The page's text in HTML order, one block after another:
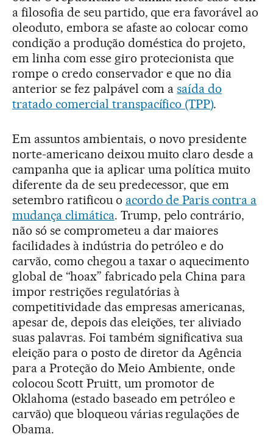
a filosofia de seu partido, que era favorável ao
oleoduto, embora se afaste ao colocar como
condição a produção doméstica do projeto,
em linha com esse giro protecionista que
rompe o credo conservador e que no dia
anterior se fez palpável com asaída do
tratado comercial transpacífico (TPP).
Em assuntos ambientais, o novo presidente
norte-americano deixou muito claro desde a
campanha que ia aplicar uma política muito
diferente da de seu predecessor, que em
setembro ratificou o acordo de Paris contra a
mudança climática. Trump, pelo contrário,
não só se comprometeu a dar maiores
facilidades à indústria do petróleo e do
carvão, como chegou a taxar o aquecimento
global de “hoax” fabricado pela China para
impor restrições regulatórias à
competitividade das empresas americanas,
apesar de, depois das eleições, ter aliviado
suas palavras. Foi também significativa sua
eleição para o posto de diretor da Agência
para a Proteção do Meio Ambiente, onde
colocou Scott Pruitt, um promotor de
Oklahoma (estado baseado em petróleo e
carvão) que bloqueou várias regulações de
Obama.